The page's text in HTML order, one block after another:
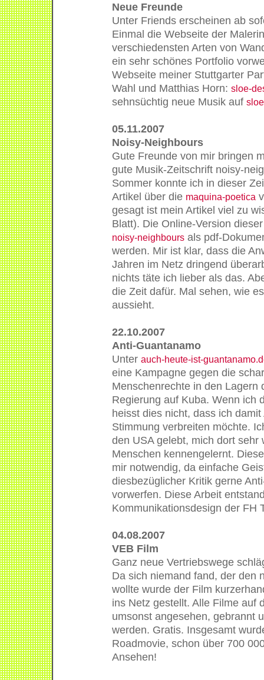
Neue Freunde
Unter Friends erscheinen ab
Einmal die Webseite der
verschiedensten Arten von
ein sehr schönes Portfolio
Webseite meiner Stuttgarter
Wahl und Matthias Horn: sloe-
sehnsüchtig neue Musik auf
05.11.2007
Noisy-Neighbours
Gute Freunde von mir bringen
gute Musik-Zeitschrift noisy-
Sommer konnte ich in dieser
Artikel über die maquina-poetica
gesagt ist mein Artikel viel zu
Blatt). Die Online-Version
noisy-neighboursals pdf-
werden. Mir ist klar, dass die
Jahren im Netz dringend
nichts täte ich lieber als das.
die Zeit dafür. Mal sehen, wie
aussieht.
22.10.2007
Anti-Guantanamo
Unter auch-heute-ist-
eine Kampagne gegen die
Menschenrechte in den Lagern
Regierung auf Kuba. Wenn ich
heisst dies nicht, dass ich
Stimmung verbreiten möchte.
den USA gelebt, mich dort sehr
Menschen kennengelernt.
mir notwendig, da einfache
diesbezüglicher Kritik gerne
vorwerfen. Diese Arbeit
Kommunikationsdesign der FH
04.08.2007
VEB Film
Ganz neue Vertriebswege
Da sich niemand fand, der den
wollte wurde der Film
ins Netz gestellt. Alle Filme auf
umsonst angesehen, gebrannt
werden. Gratis. Insgesamt
Roadmovie, schon über 700
Ansehen!